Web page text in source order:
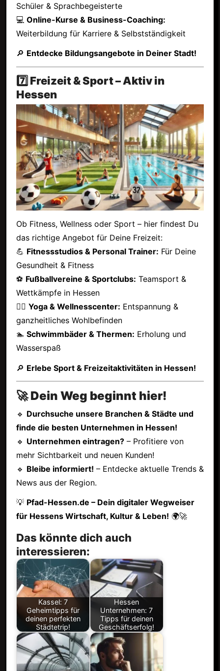
Schüler & Sprachbegeisterte
💻 Online-Kurse & Business-Coaching:
Weiterbildung für Karriere & Selbstständigkeit
🔎 Entdecke Bildungsangebote in Deiner Stadt!
7️⃣ Freizeit & Sport – Aktiv in
Hessen
Ob Fitness, Wellness oder Sport – hier findest Du
das richtige Angebot für Deine Freizeit:
💪 Fitnessstudios & Personal Trainer: Für Deine
Gesundheit & Fitness
⚽ Fußballvereine & Sportclubs: Teamsport &
Wettkämpfe in Hessen
🧘‍♂️ Yoga & Wellnesscenter: Entspannung &
ganzheitliches Wohlbefinden
🏊 Schwimmbäder & Thermen: Erholung und
Wasserspaß
🔎 Erlebe Sport & Freizeitaktivitäten in Hessen!
🚀 Dein Weg beginnt hier!
🔹 Durchsuche unsere Branchen & Städte und
finde die besten Unternehmen in Hessen!
🔹 Unternehmen eintragen?– Profitiere von
mehr Sichtbarkeit und neuen Kunden!
🔹 Bleibe informiert! – Entdecke aktuelle Trends &
News aus der Region.
💡 Pfad-Hessen.de – Dein digitaler Wegweiser
für Hessens Wirtschaft, Kultur & Leben! 🌍🚀
Das könnte dich auch
interessieren:
Kassel: 7
Geheimtipps für
deinen perfekten
Städtetrip!
Hessen
Unternehmen: 7
Tipps für deinen
Geschäftserfolg!